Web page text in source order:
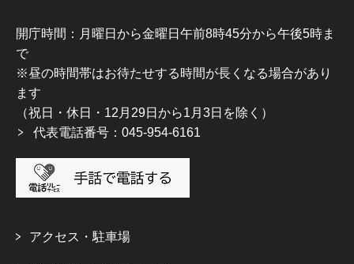
開庁時間：月曜日から金曜日午前8時45分から午後5時ま
で
※昼の時間帯はお待たせする時間が長くなる場合があり
ます
（祝日・休日・12月29日から1月3日を除く）
代表電話番号：045-954-6161
アクセス・駐車場